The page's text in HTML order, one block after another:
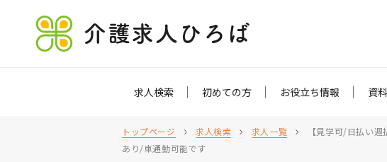
介護求人ひろば
求人検索 初めての方 お役立ち情報 資
トップページ 求人検索 求人一覧
【見学可/日払い
あり/車通勤可能です